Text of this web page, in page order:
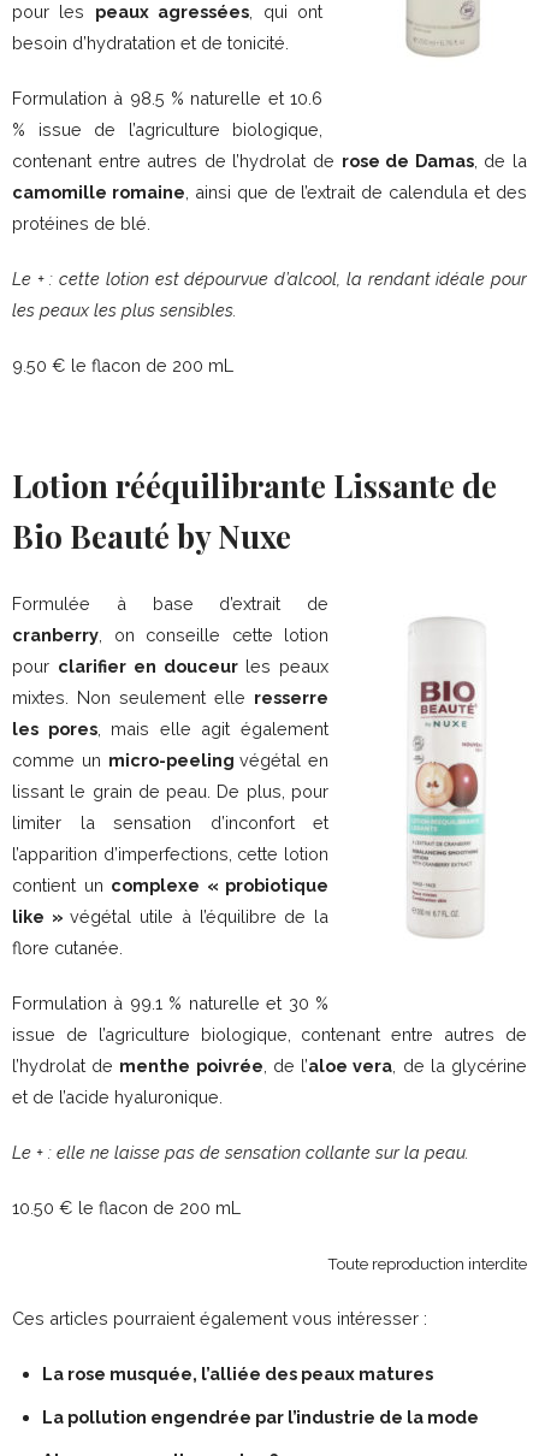
pour les peaux agressées , qui ont
besoin d’hydratation et de tonicité.
Formulation à 98.5 % naturelle et 10.6
% issue de l’agriculture biologique,
contenant entre autres de l’hydrolat de rose de Damas, de la
camomille romaine , ainsi que de l’extrait de calendula et des
protéines de blé.
Le + : cette lotion est dépourvue d’alcool, la rendant idéale pour
les peaux les plus sensibles.
9.50 € le flacon de 200 mL
Lotion rééquilibrante Lissante de
Bio Beauté by Nuxe
Formulée à base d’extrait de
cranberry , on conseille cette lotion
pour clarifier en douceur les peaux
mixtes. Non seulement elle resserre
les pores, mais elle agit également
comme un micro-peelingvégétal en
lissant le grain de peau. De plus, pour
limiter la sensation d’inconfort et
l’apparition d’imperfections, cette lotion
contient un complexe « probiotique
like »végétal utile à l’équilibre de la
flore cutanée.
Formulation à 99.1 % naturelle et 30 %
issue de l’agriculture biologique, contenant entre autres de
l’hydrolat de menthe poivrée , de l’aloe vera , de la glycérine
et de l’acide hyaluronique.
Le + : elle ne laisse pas de sensation collante sur la peau.
10.50 € le flacon de 200 mL
Toute reproduction interdite
Ces articles pourraient également vous intéresser :
La rose musquée, l’alliée des peaux matures
La pollution engendrée par l’industrie de la mode